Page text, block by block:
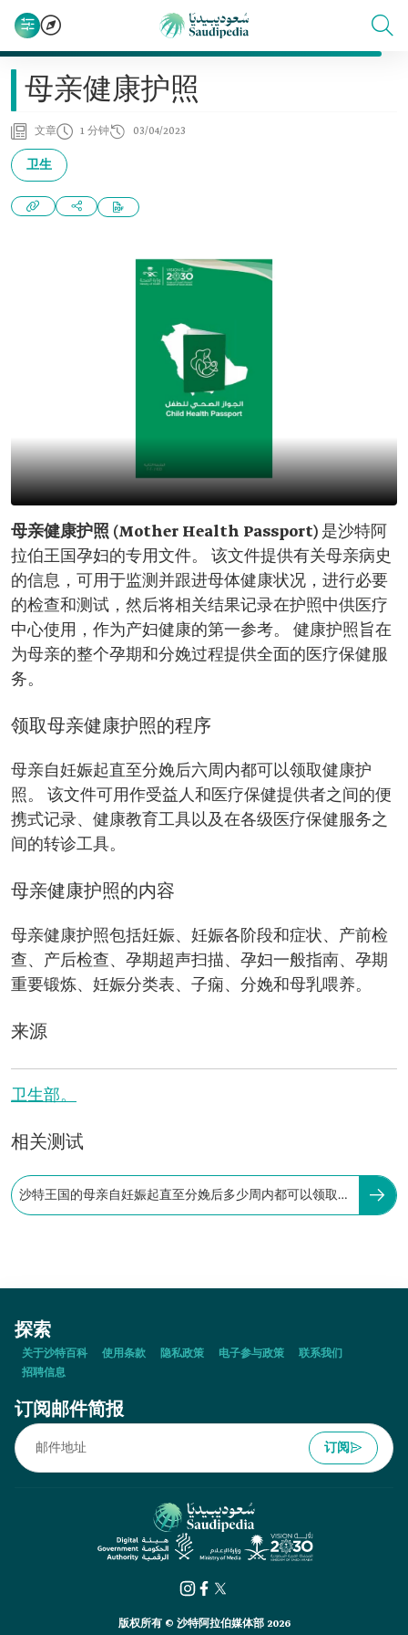
母亲健康护照
文章 1 分钟 03/04/2023
卫生
母亲健康护照 (Mother Health Passport) 是沙特阿
拉伯王国孕妇的专用文件。 该文件提供有关母亲病史
的信息，可用于监测并跟进母体健康状况，进行必要
的检查和测试，然后将相关结果记录在护照中供医疗
中心使用，作为产妇健康的第一参考。 健康护照旨在
为母亲的整个孕期和分娩过程提供全面的医疗保健服
务。
领取母亲健康护照的程序
母亲自妊娠起直至分娩后六周内都可以领取健康护
照。 该文件可用作受益人和医疗保健提供者之间的便
携式记录、健康教育工具以及在各级医疗保健服务之
间的转诊工具。
母亲健康护照的内容
母亲健康护照包括妊娠、妊娠各阶段和症状、产前检
查、产后检查、孕期超声扫描、孕妇一般指南、孕期
重要锻炼、妊娠分类表、子痫、分娩和母乳喂养。
来源
卫生部。
相关测试
沙特王国的母亲自妊娠起直至分娩后多少周内都可以领取母
探索
关于沙特百科 使用条款 隐私政策 电子参与政策
联系我们
招聘信息
订阅邮件简报
订阅
版权所有 © 沙特阿拉伯媒体部 2026